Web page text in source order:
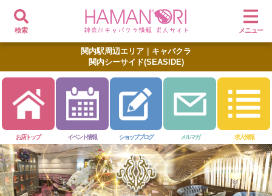
検索 メニュー
関内駅周辺エリア｜キャバクラ
関内シーサイド(SEASIDE)
お店トップ イベント情報 ショップブログ メルマガ 求人情報